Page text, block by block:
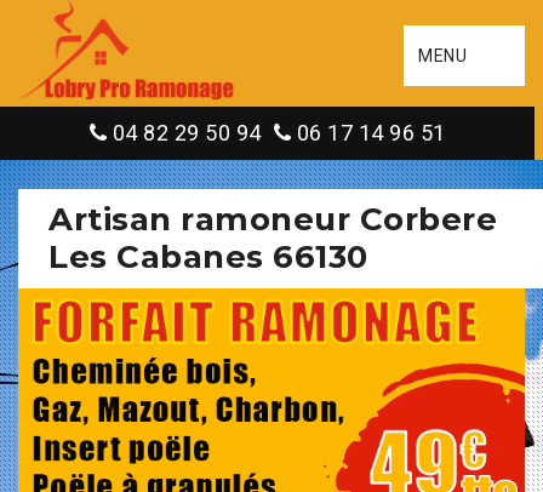
MENU
04 82 29 50 94 06 17 14 96 51
Artisan ramoneur Corbere
Les Cabanes 66130